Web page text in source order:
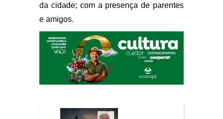
da cidade; com a presença de parentes
e amigos.